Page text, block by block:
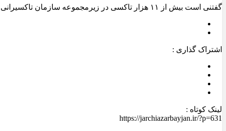
گفتنی است بیش از ۱۱ هزار تاکسی در زیرمجموعه سازمان تاکسیرانی تبریز فعالیت دارند و حدود ۵۳ درصد از تاکسی‌های شهری این کلان‌شهر شامل پنج هزار و ۷۰۰ دستگاه فرسوده است.
اشتراک گذاری :
لینک کوتاه :
https://jarchiazarbayjan.ir/?p=631